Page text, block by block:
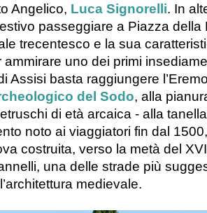
Angelico, Luca Signorelli. In
passeggiare a Piazza della
trecentesco e la sua
ammirare uno dei primi
Assisi basta raggiungere
del Sodo, alla
etruschi di età arcaica - alla
noto ai viaggiatori fin dal
costruita, verso la metà del
una delle strade più
medievale.